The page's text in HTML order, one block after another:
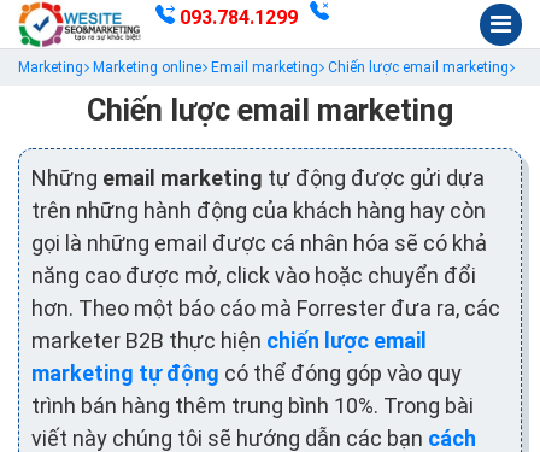
093.784.1299
Marketing Marketing online Email marketing Chiến lược email marketing
Chiến lược email marketing
Những email marketing tự động được gửi dựa
trên những hành động của khách hàng hay còn
gọi là những email được cá nhân hóa sẽ có khả
năng cao được mở, click vào hoặc chuyển đổi
hơn. Theo một báo cáo mà Forrester đưa ra, các
marketer B2B thực hiện chiến lược email
marketing tự động có thể đóng góp vào quy
trình bán hàng thêm trung bình 10%. Trong bài
viết này chúng tôi sẽ hướng dẫn các bạn cách